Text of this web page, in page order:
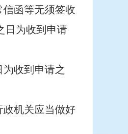
函等无须签收
日为收到申请
收到申请之
机关应当做好